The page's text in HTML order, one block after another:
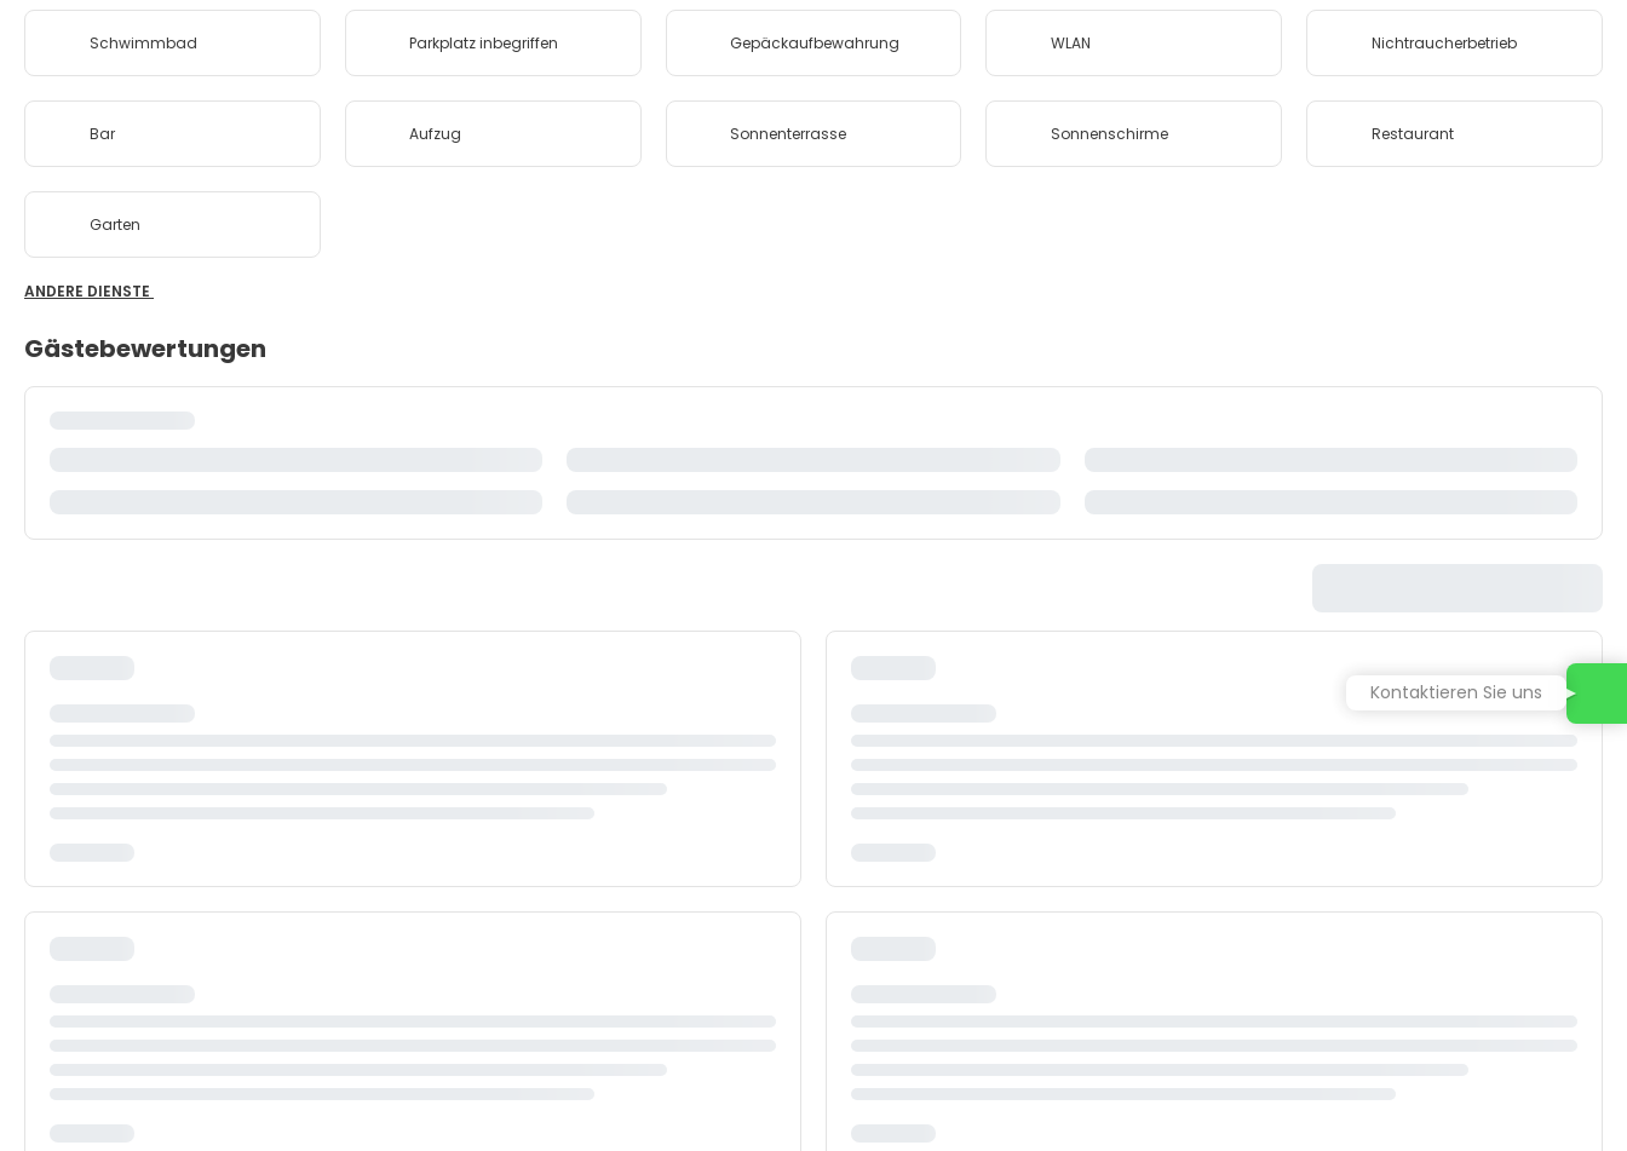
Schwimmbad Parkplatz inbegriffen Gepäckaufbewahrung WLAN Nichtraucherbetrieb
Bar Aufzug Sonnenterrasse Sonnenschirme Restaurant
Garten
ANDERE DIENSTE
Gästebewertungen
Kontaktieren Sie uns